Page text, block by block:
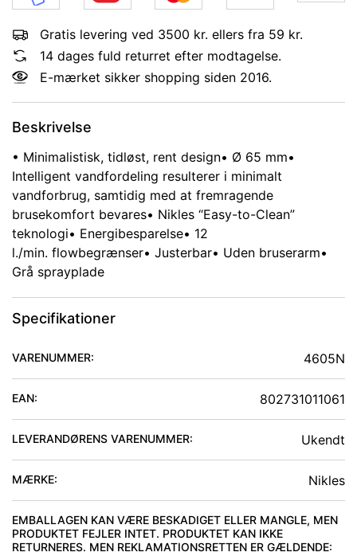
Gratis levering ved 3500 kr. ellers fra 59 kr.
14 dages fuld returret efter modtagelse.
E-mærket sikker shopping siden 2016.
Beskrivelse
• Minimalistisk, tidløst, rent design• Ø 65 mm•
Intelligent vandfordeling resulterer i minimalt
vandforbrug, samtidig med at fremragende
brusekomfort bevares• Nikles “Easy-to-Clean”
teknologi• Energibesparelse• 12
l./min. flowbegrænser• Justerbar• Uden bruserarm•
Grå sprayplade
Specifikationer
VARENUMMER: 4605N
EAN: 802731011061
LEVERANDØRENS VARENUMMER: Ukendt
MÆRKE: Nikles
EMBALLAGEN KAN VÆRE BESKADIGET ELLER MANGLE, MEN
PRODUKTET FEJLER INTET. PRODUKTET KAN IKKE
RETURNERES. MEN REKLAMATIONSRETTEN ER GÆLDENDE: